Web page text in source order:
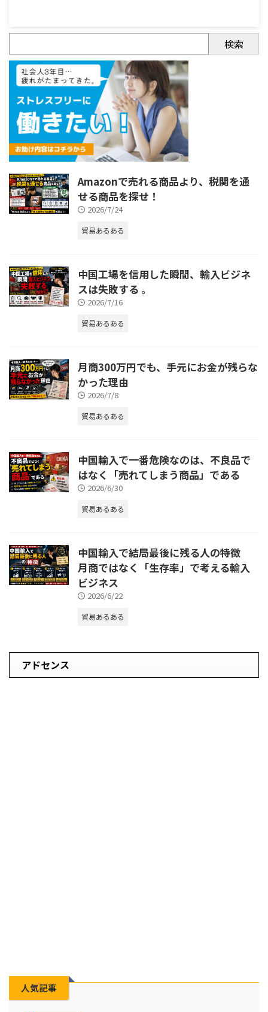
検索
Amazonで売れる商品より、税関を通
せる商品を探せ！
2026/7/24
貿易あるある
中国工場を信用した瞬間、輸入ビジネ
スは失敗する 。
2026/7/16
貿易あるある
月商300万円でも、手元にお金が残らな
かった理由
2026/7/8
貿易あるある
中国輸入で一番危険なのは、不良品で
はなく「売れてしまう商品」である
2026/6/30
貿易あるある
中国輸入で結局最後に残る人の特徴
月商ではなく「生存率」で考える輸入
ビジネス
2026/6/22
貿易あるある
アドセンス
人気記事